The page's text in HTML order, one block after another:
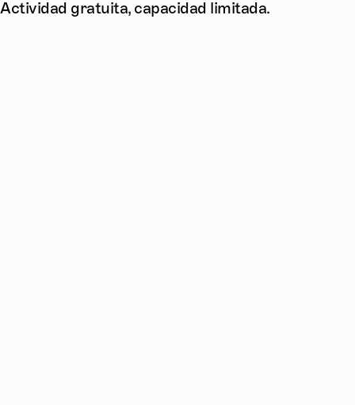
Actividad gratuita, capacidad limitada.